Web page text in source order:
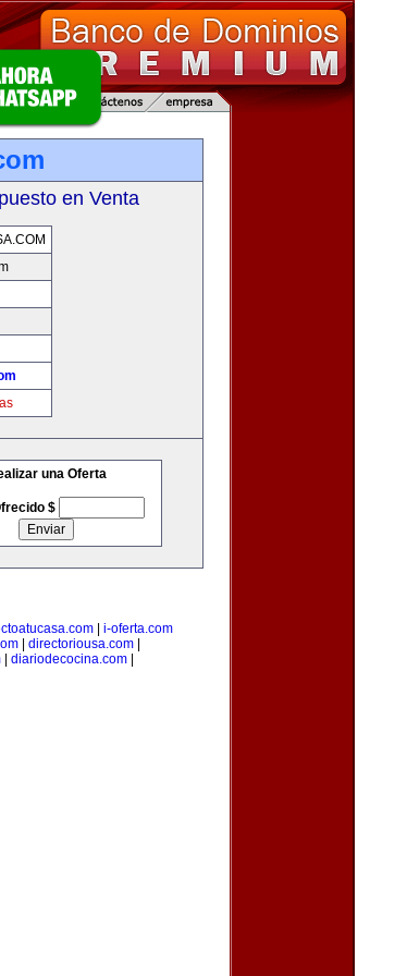
en Venta
una Oferta
$
i-oferta.com
directoriousa.com
| diariodecocina.com|